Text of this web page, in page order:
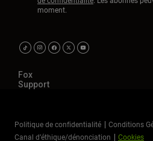
moment.
Fox
Support
Politique de confidentialité
Conditions
Canal d’éthique/dénonciation
Cookies